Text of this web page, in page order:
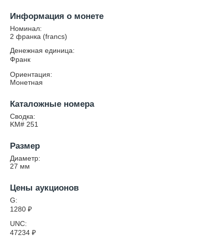
Информация о монете
Номинал:
2 франка (francs)
Денежная единица:
Франк
Ориентация:
Монетная
Каталожные номера
Сводка:
KM# 251
Размер
Диаметр:
27 мм
Цены аукционов
G:
1280 ₽
UNC:
47234 ₽